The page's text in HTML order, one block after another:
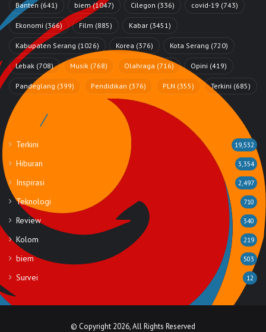
Banten (641) biem(1047) Cilegon (336) covid-19 (743)
Ekonomi (366) Film (885) Kabar (3451)
Kabupaten Serang (1026) Korea (376) Kota Serang (720)
Lebak (708) Musik (768) Olahraga (716) Opini (419)
Pandeglang (399) Pendidikan (376) PLN (355) Terkini (685)
Rubrik
Terkini 19,532
Hiburan 3,354
Inspirasi 2,497
Teknologi 710
Review 340
Kolom 219
biem 503
Survei 12
© Copyright 2026, All Rights Reserved